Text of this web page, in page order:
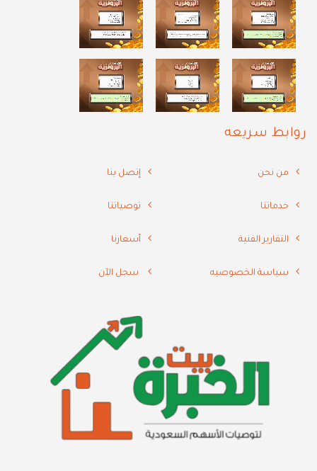
روابط سريعه
من نحن إتصل بنا
خدماتنا توصياتنا
التقارير الفنية أسعارنا
سياسة الخصوصيه سجل الآن